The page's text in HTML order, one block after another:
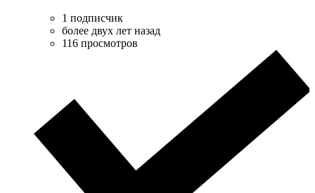
1 подписчик
более двух лет назад
116 просмотров